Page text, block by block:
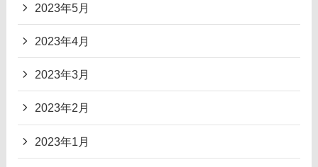
2023年5月
2023年4月
2023年3月
2023年2月
2023年1月